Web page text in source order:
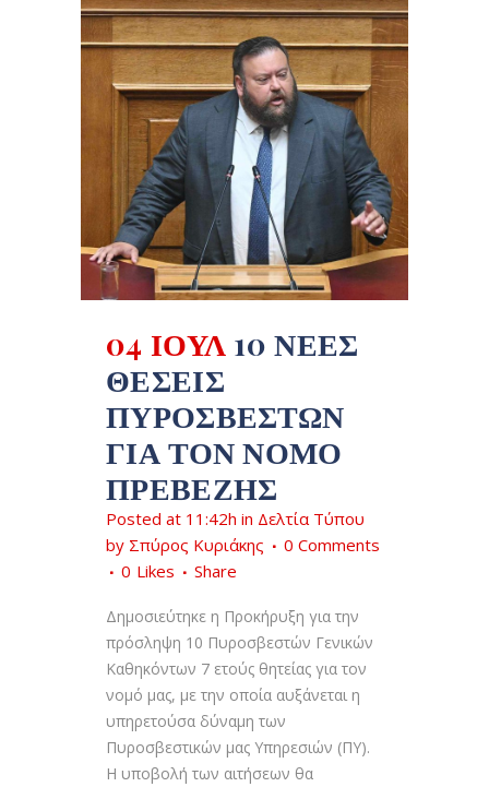
04 ΙΟΎΛ 10 ΝΈΕΣ
ΘΈΣΕΙΣ
ΠΥΡΟΣΒΕΣΤΏΝ
ΓΙΑ ΤΟΝ ΝΟΜΌ
ΠΡΕΒΈΖΗΣ
Posted at 11:42h in Δελτία Τύπου
by Σπύρος Κυριάκης
0 Comments
0 Likes Share
Δημοσιεύτηκε η Προκήρυξη για την
πρόσληψη 10 Πυροσβεστών Γενικών
Καθηκόντων 7 ετούς θητείας για τον
νομό μας, με την οποία αυξάνεται η
υπηρετούσα δύναμη των
Πυροσβεστικών μας Υπηρεσιών (ΠΥ).
Η υποβολή των αιτήσεων θα